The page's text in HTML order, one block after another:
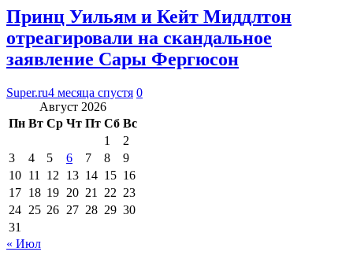
Принц Уильям и Кейт Миддлтон
отреагировали на скандальное
заявление Сары Фергюсон
Super.ru4 месяца спустя 0
Август 2026
Пн Вт Ср Чт Пт Сб Вс
1
2
3
4 5 6 7 8
9
10 11 12 13 14 15 16
17 18 19 20 21 22 23
24 25 26 27 28 29 30
31
« Июл